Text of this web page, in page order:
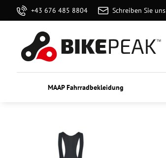
+43 676 485 8804 Schreiben Sie uns
MAAP Fahrradbekleidung